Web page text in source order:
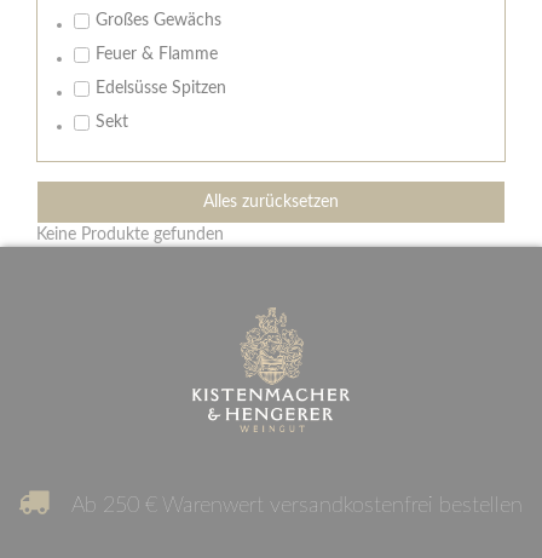
Großes Gewächs
Feuer & Flamme
Edelsüsse Spitzen
Sekt
Alles zurücksetzen
Keine Produkte gefunden
Ab 250 € Warenwert versandkostenfrei bestellen